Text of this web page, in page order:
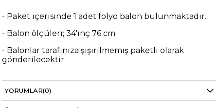
- Paket içerisinde 1 adet folyo balon bulunmaktadır.
- Balon ölçüleri; 34'inç 76 cm
- Balonlar tarafınıza şişirilmemiş paketli olarak
gönderilecektir.
süreleri 5 gündür.
- Balon pompası veya pipet ile şişirilebilirsiniz.
YORUMLAR(0)